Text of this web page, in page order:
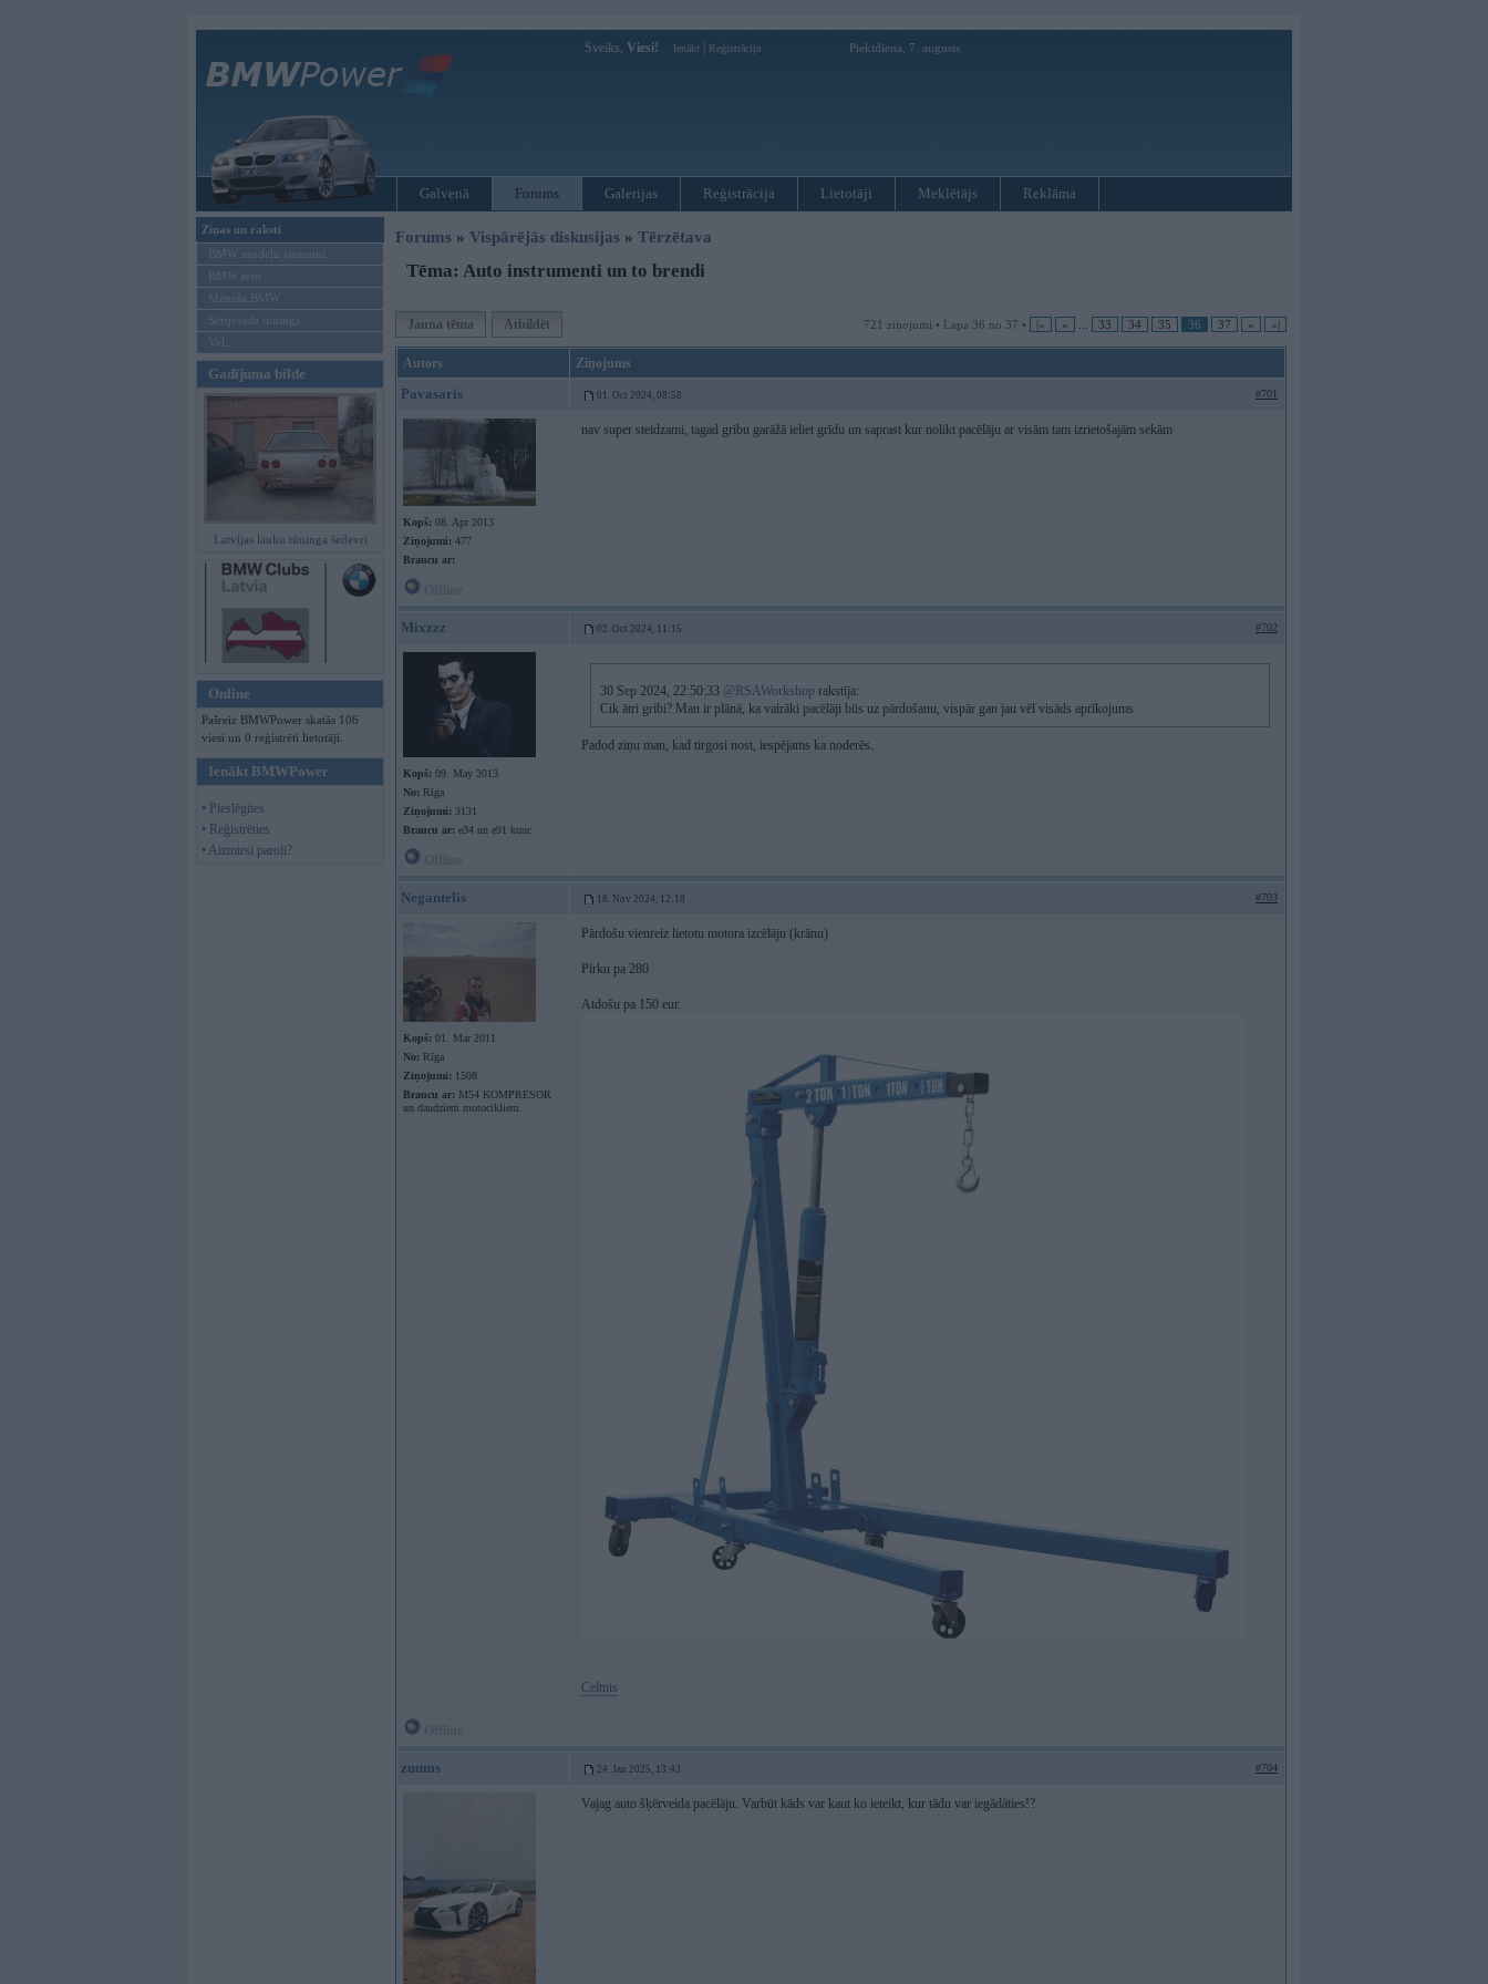
Sveiks, Viesi! Ienākt Reģistrācija Piektdiena, 7. augusts
Galvenā Forums Galerijas Reģistrācija Lietotāji Meklētājs Reklāma
Ziņas un raksti
BMW modeļu jaunumi
BMW testi
Mēneša BMW
Sērijveida tūnings
Vel...
Gadījuma bilde
Latvijas lauku tūninga šedevri
Online
Pašreiz BMWPower skatās 106
viesi un 0 reģistrēti lietotāji.
Ienākt BMWPower
• Pieslēgties
• Reģistrēties
• Aizmirsi paroli?
Forums » Vispārējās diskusijas » Tērzētava
Tēma: Auto instrumenti un to brendi
Jauna tēma Atbildēt 721 ziņojumi • Lapa 36 no 37 • |« « 33 34 35 36 37 » »|
Autors Ziņojums
Pavasaris 01. Oct 2024, 08:58 #701
Kopš: 08. Apr 2013
Ziņojumi: 477
Braucu ar:
nav super steidzami, tagad gribu garāžā ieliet grīdu un saprast kur nolikt pacēlāju ar visām tam izrietošajām sekām
Mixzzz 02. Oct 2024, 11:15 #702
Kopš: 09. May 2013
No: Rīga
Ziņojumi: 3131
Braucu ar: e34 un e91 kuuc
30 Sep 2024, 22:50:33 @RSAWorkshop rakstīja:
Cik ātri gribi? Man ir plānā, ka vairāki pacēlāji būs uz pārdošanu, vispār gan jau vēl visāds aprīkojums
Padod ziņu man, kad tirgosi nost, iespējams ka noderēs.
Negantelis 18. Nov 2024, 12:18 #703
Kopš: 01. Mar 2011
No: Rīga
Ziņojumi: 1508
Braucu ar: M54 KOMPRESOR
un daudziem motocikliem.
Pārdošu vienreiz lietotu motora izcēlāju (krānu)
Pirku pa 280
Atdošu pa 150 eur.
Celtnis
zuums 24. Jan 2025, 13:43 #704
Vajag auto šķērveida pacēlāju. Varbūt kāds var kaut ko ieteikt, kur tādu var iegādāties!?